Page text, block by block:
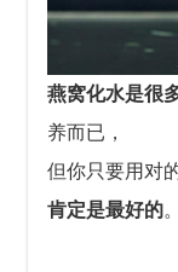
燕窝化水是很
养而已，
但你只要用对
肯定是最好的。